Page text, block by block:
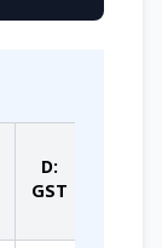
D:
GST